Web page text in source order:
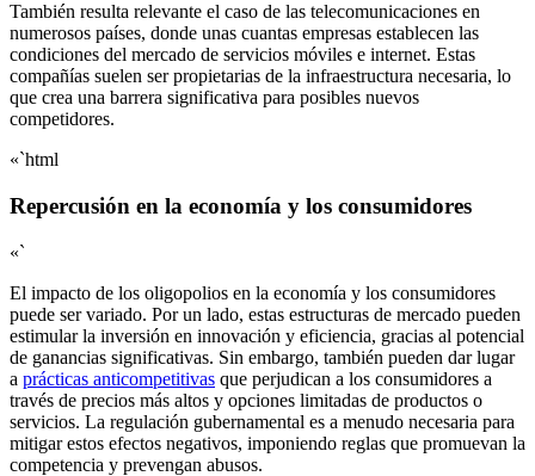
También resulta relevante el caso de las telecomunicaciones en
numerosos países, donde unas cuantas empresas establecen las
condiciones del mercado de servicios móviles e internet. Estas
compañías suelen ser propietarias de la infraestructura necesaria, lo
que crea una barrera significativa para posibles nuevos
competidores.
«`html
Repercusión en la economía y los consumidores
«`
El impacto de los oligopolios en la economía y los consumidores
puede ser variado. Por un lado, estas estructuras de mercado pueden
estimular la inversión en innovación y eficiencia, gracias al potencial
de ganancias significativas. Sin embargo, también pueden dar lugar
a prácticas anticompetitivas que perjudican a los consumidores a
través de precios más altos y opciones limitadas de productos o
servicios. La regulación gubernamental es a menudo necesaria para
mitigar estos efectos negativos, imponiendo reglas que promuevan la
competencia y prevengan abusos.